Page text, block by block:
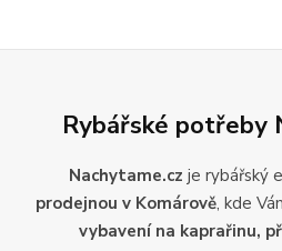
Rybářské potřeby
Nachytame.cz je rybářský
prodejnou v Komárově, kde
vybavení na kaprařinu,